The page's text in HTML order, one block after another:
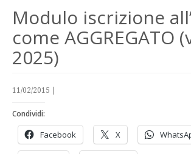
Modulo iscrizione
come AGGREGATO
2025)
11/02/2015
Condividi:
Facebook X